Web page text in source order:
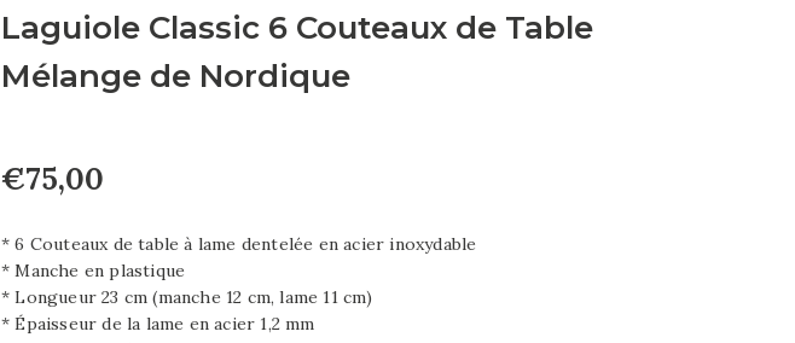
Laguiole Classic 6 Couteaux de Table
Mélange de Nordique
€75,00
* 6 Couteaux de table à lame dentelée en acier inoxydable
* Manche en plastique
* Longueur 23 cm (manche 12 cm, lame 11 cm)
* Épaisseur de la lame en acier 1,2 mm